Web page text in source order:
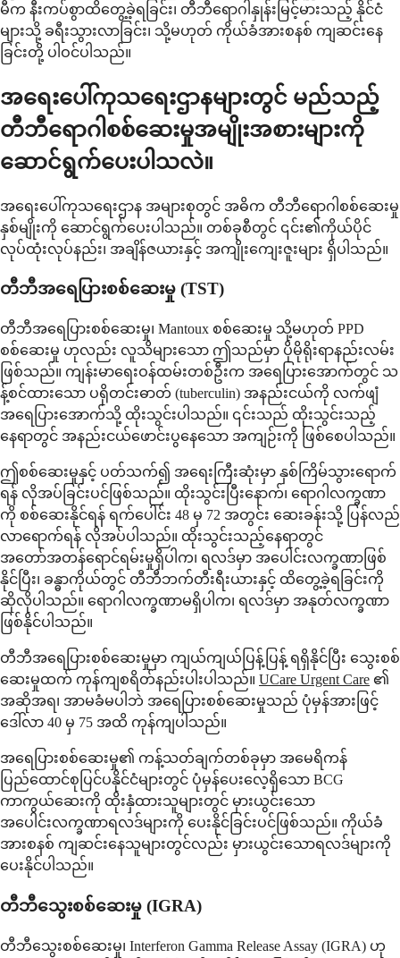
မီက နီးကပ်စွာထိတွေ့ခဲ့ရခြင်း၊ တီဘီရောဂါနှုန်းမြင့်မားသည့် နိုင်ငံ
များသို့ ခရီးသွားလာခြင်း၊ သို့မဟုတ် ကိုယ်ခံအားစနစ် ကျဆင်းနေ
ခြင်းတို့ ပါဝင်ပါသည်။
အရေးပေါ်ကုသရေးဌာနများတွင် မည်သည့်
တီဘီရောဂါစစ်ဆေးမှုအမျိုးအစားများကို
ဆောင်ရွက်ပေးပါသလဲ။
အရေးပေါ်ကုသရေးဌာန အများစုတွင် အဓိက တီဘီရောဂါစစ်ဆေးမှု
နှစ်မျိုးကို ဆောင်ရွက်ပေးပါသည်။ တစ်ခုစီတွင် ၎င်း၏ကိုယ်ပိုင်
လုပ်ထုံးလုပ်နည်း၊ အချိန်ဇယားနှင့် အကျိုးကျေးဇူးများ ရှိပါသည်။
တီဘီအရေပြားစစ်ဆေးမှု (TST)
တီဘီအရေပြားစစ်ဆေးမှု၊ Mantoux စစ်ဆေးမှု သို့မဟုတ် PPD
စစ်ဆေးမှု ဟုလည်း လူသိများသော ဤသည်မှာ ပိုမိုရိုးရာနည်းလမ်း
ဖြစ်သည်။ ကျန်းမာရေးဝန်ထမ်းတစ်ဦးက အရေပြားအောက်တွင် သ
န့်စင်ထားသော ပရိုတင်းဓာတ် (tuberculin) အနည်းငယ်ကို လက်ဖျံ
အရေပြားအောက်သို့ ထိုးသွင်းပါသည်။ ၎င်းသည် ထိုးသွင်းသည့်
နေရာတွင် အနည်းငယ်ဖောင်းပွနေသော အကျဉ်းကို ဖြစ်စေပါသည်။
ဤစစ်ဆေးမှုနှင့် ပတ်သက်၍ အရေးကြီးဆုံးမှာ နှစ်ကြိမ်သွားရောက်
ရန် လိုအပ်ခြင်းပင်ဖြစ်သည်။ ထိုးသွင်းပြီးနောက်၊ ရောဂါလက္ခဏာ
ကို စစ်ဆေးနိုင်ရန် ရက်ပေါင်း 48 မှ 72 အတွင်း ဆေးခန်းသို့ ပြန်လည်
လာရောက်ရန် လိုအပ်ပါသည်။ ထိုးသွင်းသည့်နေရာတွင်
အတော်အတန်ရောင်ရမ်းမှုရှိပါက၊ ရလဒ်မှာ အပေါင်းလက္ခဏာဖြစ်
နိုင်ပြီး၊ ခန္ဓာကိုယ်တွင် တီဘီဘက်တီးရီးယားနှင့် ထိတွေ့ခဲ့ရခြင်းကို
ဆိုလိုပါသည်။ ရောဂါလက္ခဏာမရှိပါက၊ ရလဒ်မှာ အနုတ်လက္ခဏာ
ဖြစ်နိုင်ပါသည်။
တီဘီအရေပြားစစ်ဆေးမှုမှာ ကျယ်ကျယ်ပြန့်ပြန့် ရရှိနိုင်ပြီး သွေးစစ်
ဆေးမှုထက် ကုန်ကျစရိတ်နည်းပါးပါသည်။ UCare Urgent Care ၏
အဆိုအရ၊ အာမခံမပါဘဲ အရေပြားစစ်ဆေးမှုသည် ပုံမှန်အားဖြင့်
ဒေါ်လာ 40 မှ 75 အထိ ကုန်ကျပါသည်။
အရေပြားစစ်ဆေးမှု၏ ကန့်သတ်ချက်တစ်ခုမှာ အမေရိကန်
ပြည်ထောင်စုပြင်ပနိုင်ငံများတွင် ပုံမှန်ပေးလေ့ရှိသော BCG
ကာကွယ်ဆေးကို ထိုးနှံထားသူများတွင် မှားယွင်းသော
အပေါင်းလက္ခဏာရလဒ်များကို ပေးနိုင်ခြင်းပင်ဖြစ်သည်။ ကိုယ်ခံ
အားစနစ် ကျဆင်းနေသူများတွင်လည်း မှားယွင်းသောရလဒ်များကို
ပေးနိုင်ပါသည်။
တီဘီသွေးစစ်ဆေးမှု (IGRA)
တီဘီသွေးစစ်ဆေးမှု၊ Interferon Gamma Release Assay (IGRA) ဟု